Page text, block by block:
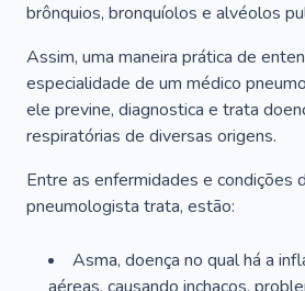
brônquios, bronquíolos e alvéolos
Assim, uma maneira prática de
especialidade de um médico
ele previne, diagnostica e trata
respiratórias de diversas origens.
Entre as enfermidades e condições
pneumologista trata, estão:
Asma, doença no qual há a